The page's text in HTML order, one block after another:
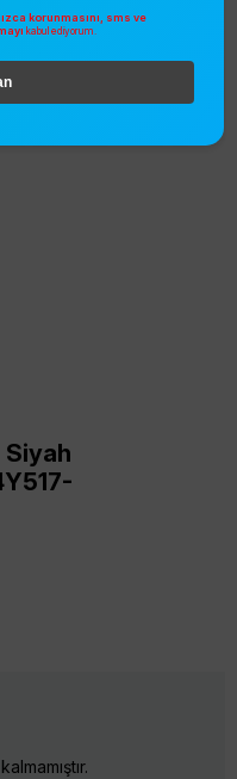
korunmasını, sms ve
kabul ediyorum.